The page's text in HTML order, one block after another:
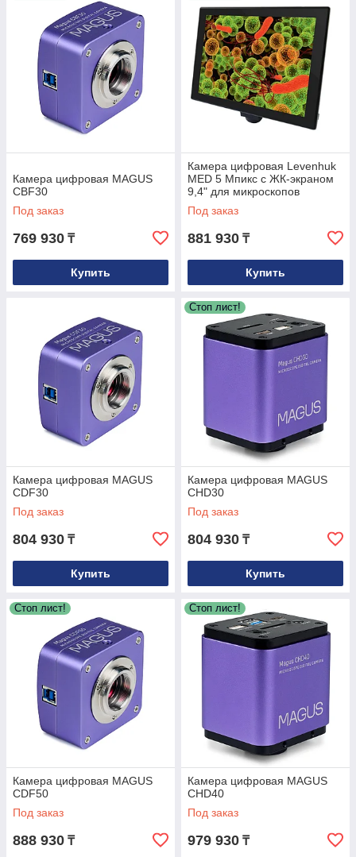
Камера цифровая MAGUS
CBF30
Под заказ
769 930 ₸
Купить
Камера цифровая Levenhuk
MED 5 Мпикс с ЖК-экраном
9,4" для микроскопов
Под заказ
881 930 ₸
Купить
Камера цифровая MAGUS
CDF30
Под заказ
804 930 ₸
Купить
Стоп лист!
Камера цифровая MAGUS
CHD30
Под заказ
804 930 ₸
Купить
Стоп лист!
Камера цифровая MAGUS
CDF50
Под заказ
888 930 ₸
Стоп лист!
Камера цифровая MAGUS
CHD40
Под заказ
979 930 ₸